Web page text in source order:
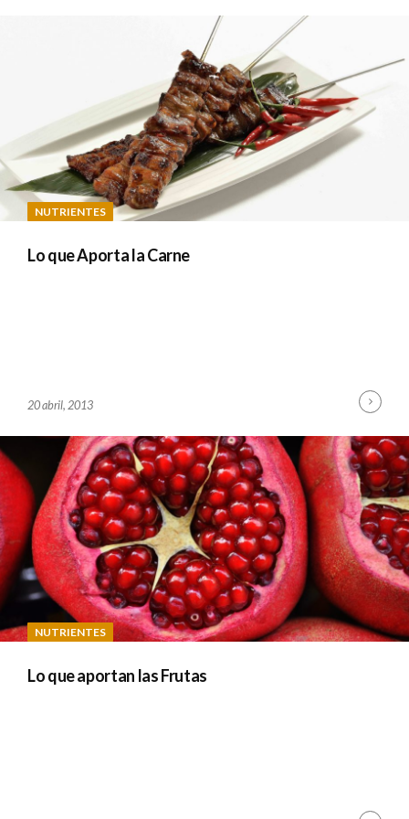
NUTRIENTES
Lo que Aporta la Carne
B
A
N
20 abril, 2013
NUTRIENTES
Lo que aportan las Frutas